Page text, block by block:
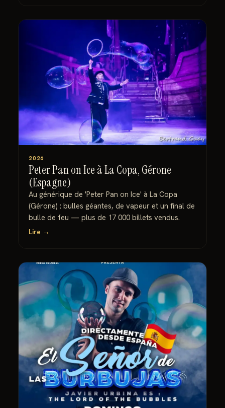
2026
Peter Pan on Ice à La Copa, Gérone
(Espagne)
Au générique de 'Peter Pan on Ice' à La Copa
(Gérone) : bulles géantes, de vapeur et un final de
bulle de feu — plus de 17 000 billets vendus.
Lire →